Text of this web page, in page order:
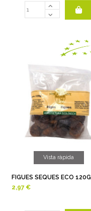
Vista ràpida
FIGUES SEQUES ECO 120G
2,97 €